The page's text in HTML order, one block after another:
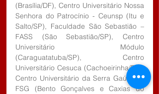
(Brasília/DF), Centro Universitário Nossa
Senhora do Patrocínio - Ceunsp (Itu e
Salto/SP), Faculdade São Sebastião –
FASS (São Sebastião/SP), Centro
Universitário Módulo
(Caraguatatuba/SP), Centro
Universitário Cesuca (Cachoeirinha/RS),
Centro Universitário da Serra Gaúcha -
FSG (Bento Gonçalves e Caxias do